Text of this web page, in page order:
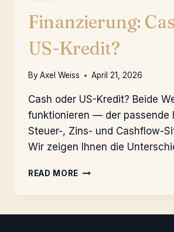
Finanzierung:
US-Kredit?
ByAxel Weiss April 21, 2026
Cash oder US-Kredit? Beide
funktionieren — der passende
Steuer-, Zins- und Cashflow-
Wir zeigen Ihnen die
READ MORE FINANZIERUNG: